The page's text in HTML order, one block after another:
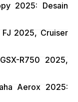
2025: Desain
2025, Cruiser
R750 2025,
Aerox 2025: